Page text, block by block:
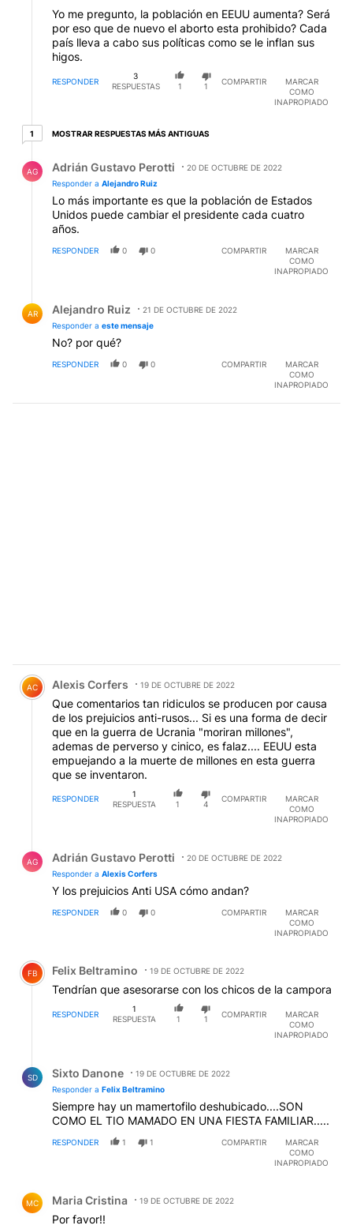
Yo me pregunto, la población en EEUU aumenta? Será
por eso que de nuevo el aborto esta prohibido? Cada
país lleva a cabo sus políticas como se le inflan sus
higos.
RESPONDER
3
RESPUESTAS
1 1
COMPARTIR
MARCAR
COMO
INAPROPIADO
11 respuesta más antiguas
MOSTRAR RESPUESTAS MÁS ANTIGUAS
AG Adrián Gustavo Perotti
20 DE OCTUBRE DE 2022
Responder a Alejandro Ruiz
Lo más importante es que la población de Estados
Unidos puede cambiar el presidente cada cuatro
años.
RESPONDER 0 0 COMPARTIR
MARCAR
COMO
INAPROPIADO
AR Alejandro Ruiz
21 DE OCTUBRE DE 2022
Responder a este mensaje
No? por qué?
RESPONDER 0 0 COMPARTIR
MARCAR
COMO
INAPROPIADO
Comentario de Alexis Corfers.
AC Alexis Corfers 19 DE OCTUBRE DE 2022
Que comentarios tan ridiculos se producen por causa
de los prejuicios anti-rusos... Si es una forma de decir
que en la guerra de Ucrania "moriran millones",
ademas de perverso y cinico, es falaz.... EEUU esta
empuejando a la muerte de millones en esta guerra
que se inventaron.
RESPONDER
1
RESPUESTA
1 4
COMPARTIR
MARCAR
COMO
INAPROPIADO
AG Adrián Gustavo Perotti
20 DE OCTUBRE DE 2022
Responder a Alexis Corfers
Y los prejuicios Anti USA cómo andan?
RESPONDER 0 0 COMPARTIR
MARCAR
COMO
INAPROPIADO
Comentario de Felix Beltramino.
FB Felix Beltramino 19 DE OCTUBRE DE 2022
Tendrían que asesorarse con los chicos de la campora
RESPONDER
1
RESPUESTA
1 1
COMPARTIR
MARCAR
COMO
INAPROPIADO
SD Sixto Danone
19 DE OCTUBRE DE 2022
Responder a Felix Beltramino
Siempre hay un mamertofilo deshubicado....SON
COMO EL TIO MAMADO EN UNA FIESTA FAMILIAR.....
RESPONDER 1 1 COMPARTIR
MARCAR
COMO
INAPROPIADO
MC Maria Cristina 19 DE OCTUBRE DE 2022
Por favor!!